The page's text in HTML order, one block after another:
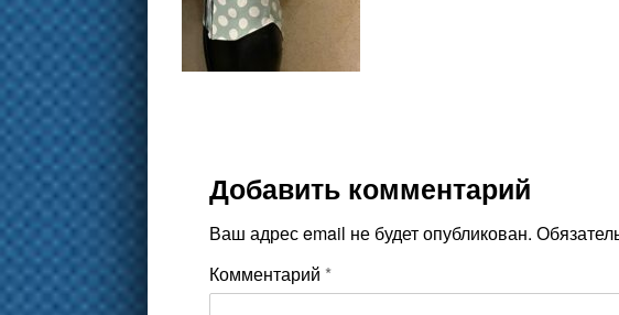
Добавить комментарий
Ваш адрес email не будет опубликован.
Комментарий *